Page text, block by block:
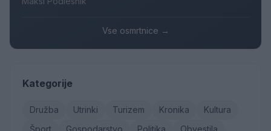
Vse osmrtnice →
Kategorije
Družba Utrinki Turizem Kronika
Kultura
Šport
Gospodarstvo Politika
Obvestila